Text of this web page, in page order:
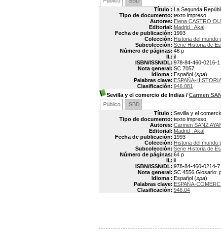
Título : La Segunda
Tipo de documento: texto impreso
Autores: Elena CASTRO
Editorial: Madrid : Akal
Fecha de publicación: 1993
Colección: Historia del mundo
Subcolección: Serie Historia de
Número de páginas: 48 p
Il.: il
ISBN/ISSN/DL: 978-84-460-0216-1
Nota general: SC 7057
Idioma : Español (spa)
Palabras clave: ESPAÑA-
Clasificación: 946.081
Sevilla y el comercio de Indias / Carmen
Público
ISBD
Título : Sevilla y el
Tipo de documento: texto impreso
Autores: Carmen SANZ
Editorial: Madrid : Akal
Fecha de publicación: 1993
Colección: Historia del mundo
Subcolección: Serie Historia de
Número de páginas: 64 p
Il.: il
ISBN/ISSN/DL: 978-84-460-0214-7
Nota general: SC 4556 Glosario:
Idioma : Español (spa)
Palabras clave: ESPAÑA-
Clasificación: 946.04